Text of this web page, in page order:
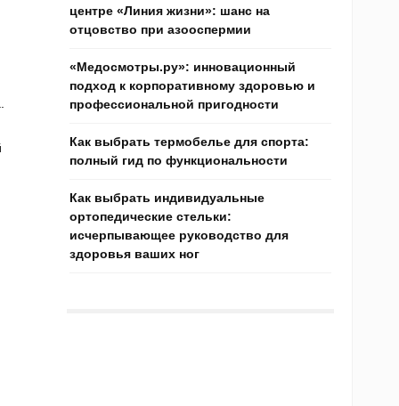
центре «Линия жизни»: шанс на
отцовство при азооспермии
«Медосмотры.ру»: инновационный
подход к корпоративному здоровью и
профессиональной пригодности
Как выбрать термобелье для спорта:
полный гид по функциональности
Как выбрать индивидуальные
ортопедические стельки:
исчерпывающее руководство для
здоровья ваших ног